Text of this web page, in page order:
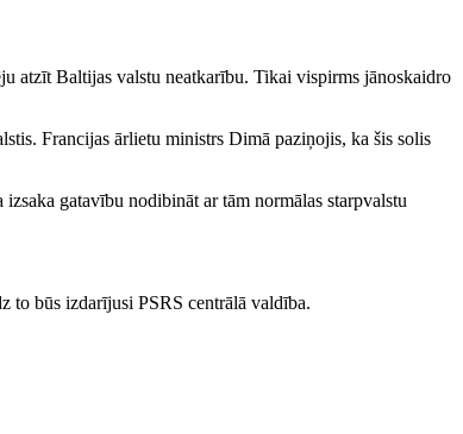
atzīt Baltijas valstu neatkarību. Tikai vispirms jānoskaidro
Francijas ārlietu ministrs Dimā paziņojis, ka šis solis
gatavību nodibināt ar tām normālas starpvalstu
to būs izdarījusi PSRS centrālā valdība.